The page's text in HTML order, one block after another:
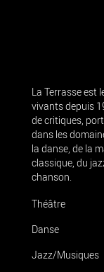
La Terrasse est
vivants depuis
de critiques,
dans les
la danse, de la
classique, du
chanson.
Théâtre
Danse
Jazz/Musiques